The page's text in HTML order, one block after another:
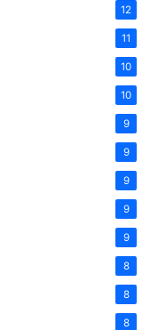
12
11
10
10
9
9
9
9
9
8
8
8